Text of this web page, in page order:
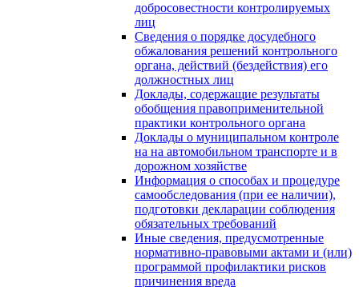
добросовестности контролируемых
лиц
Сведения о порядке досудебного
обжалования решений контрольного
органа, действий (бездействия) его
должностных лиц
Доклады, содержащие результаты
обобщения правоприменительной
практики контрольного органа
Доклады о муниципальном контроле
на на автомобильном транспорте и в
дорожном хозяйстве
Информация о способах и процедуре
самообследования (при ее наличии),
подготовки декларации соблюдения
обязательных требований
Иные сведения, предусмотренные
нормативно-правовыми актами и (или)
программой профилактики рисков
причинения вреда